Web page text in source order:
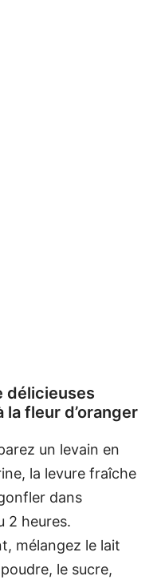
délicieuses
fleur d’oranger
un levain en
la levure fraîche
dans
2 heures.
mélangez le lait
le sucre,